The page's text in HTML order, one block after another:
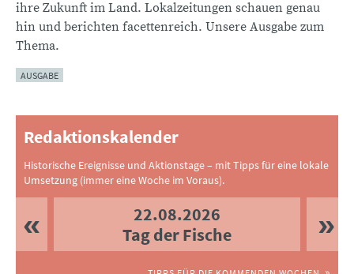
ihre Zukunft im Land. Lokalzeitungen schauen genau
hin und berichten facettenreich. Unsere Ausgabe zum
Thema.
AUSGABE
Redaktionskalender
Historische Ereignisse und Aktionstage – mit Tipps für eine lokale
Umsetzung (immer eine Woche im Voraus).
22.08.2026
Tag der Fische